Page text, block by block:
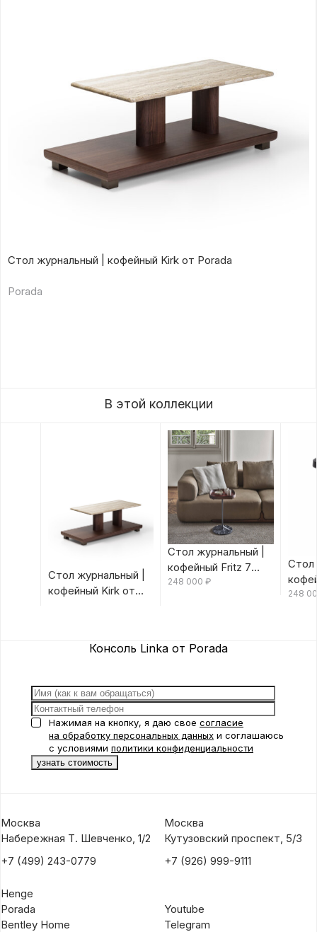
Стол журнальный | кофейный Kirk от Porada
Porada
В этой коллекции
Стол журнальный |
кофейный Kirk от
Стол журнальный |
кофейный Fritz 7
Canaletta/Rosso
248 000 ₽
Стол
248
Консоль Linka от Porada
Нажимая на кнопку, я даю свое согласие
на обработку персональных данных и соглашаюсь
с условиями политики конфиденциальности
Москва
Набережная Т. Шевченко, 1/2
+7 (499) 243-0779
Москва
Кутузовский проспект, 5/3
+7 (926) 999-9111
Henge
Porada
Bentley Home
Youtube
Telegram